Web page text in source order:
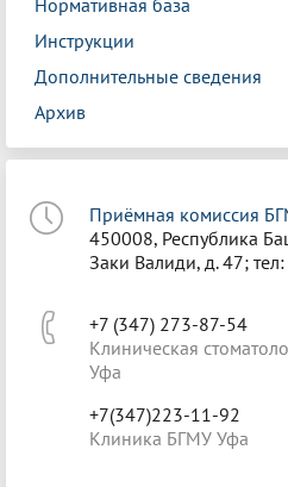
Нормативная база
Инструкции
Дополнительные сведения
Архив
Приёмная комиссия
450008, Республика
Заки Валиди, д. 47;
+7 (347) 273-87-54
Клиническая
Уфа
+7(347)223-11-92
Клиника БГМУ Уфа